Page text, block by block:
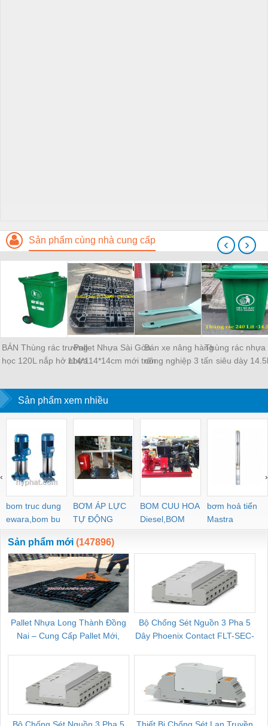
Sản phẩm cùng nhà cung cấp
BÁN Thùng rác trường
học 120L nắp hở nhựa
Pallet Nhựa Sài Gòn
114*114*14cm mới trên
Bán xe nâng hàng
công nghiệp 3 tấn
Nhật
Thùng rác nhựa
siêu dày
‹ ›
Sản phẩm xem nhiều
bom truc dung
ewara,bom bu
ewara
BƠM ÁP LỰC
TỰ ĐỘNG
BOM CUU HOA
Diesel,BOM
CHUA CHAY
bơm hoả tiển
Mastra
‹ ›
Sản phẩm mới (147896)
Pallet Nhựa Long Thành Đồng
Nai – Cung Cấp Pallet Mới,
Bộ Chống Sét Nguồn 3 Pha 5
Dây Phoenix Contact FLT-SEC-
Bộ Chống Sét Nguồn 3 Pha 5
Thiết Bị Chống Sét Lan Truyền